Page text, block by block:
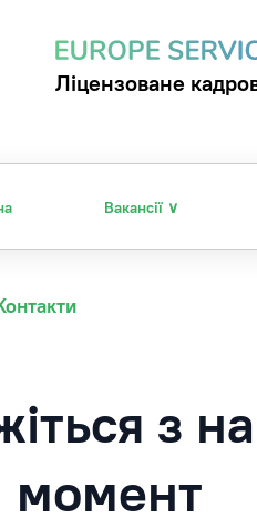
Ліцензоване
Вакансії ∨
з
момент